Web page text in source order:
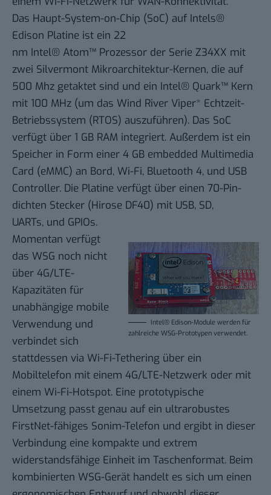
Das Haupt-System-on-Chip (SoC) auf Intels®
Edison Platine ist ein 22
nm Intel® Atom™ Prozessor der Serie Z34XX mit
zwei Silvermont Mikroarchitektur-Kernen, die auf
500 Mhz getaktet sind und ein Intel® Quark™ Kern
mit 100 MHz (um das Wind River Viper* Echtzeit-
Betriebssystem (RTOS) auszuführen). Das SoC
verfügt über 1 GB RAM integriert. Außerdem ist ein
Speicher in Form einer 4 GB embedded Multimedia
Card (eMMC) an Bord, Wi-Fi, Bluetooth 4, und USB
Controller. Die Platine verfügt über einen 70-Pin-
dichten Stecker (Hirose DF40) mit USB, SD,
UARTs, und GPIOs.
Intel® Edison-Module werden für
zahlreiche WSG-Prototypen verwendet.
Momentan verfügt
das WSG noch nicht
über 4G/LTE-
Kapazitäten für
unabhängige mobile
Verwendung und
verbindet sich
stattdessen via Wi-Fi-Tethering über ein
Mobiltelefon mit einem 4G/LTE-Netzwerk oder mit
einem Wi-Fi-Hotspot. Eine prototypische
Umsetzung passt genau auf ein ultrarobustes
FirstNet-fähiges Sonim-Telefon und ergibt in dieser
Verbindung eine kompakte und extrem
widerstandsfähige Einheit im Taschenformat. Beim
kombinierten WSG-Gerät handelt es sich um einen